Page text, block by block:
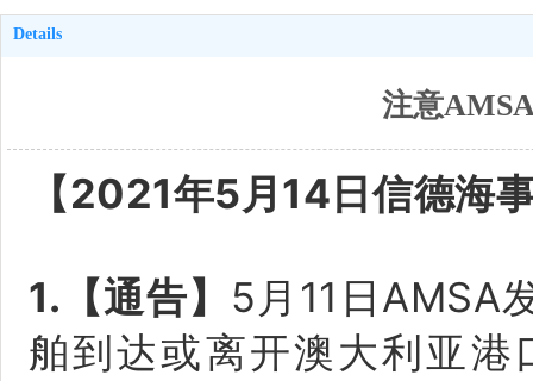
Details
注意
【2021年5月14日信德海
1.【通告】 5月11日AMSA
舶到达或离开澳大利亚